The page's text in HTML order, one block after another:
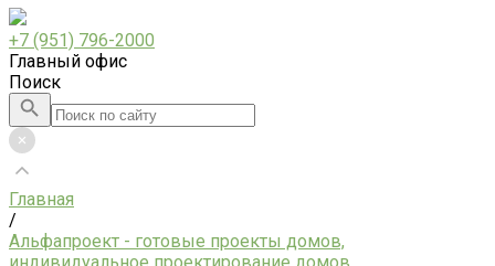
+7 (951) 796-2000
Главный офис
Поиск
Главная
/
Альфапроект - готовые проекты домов,